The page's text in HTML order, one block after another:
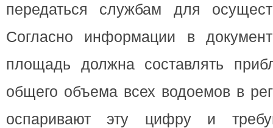
передаться службам для
Согласно информации в
площадь должна составлять
общего объема всех водоемов в
оспаривают эту цифру и